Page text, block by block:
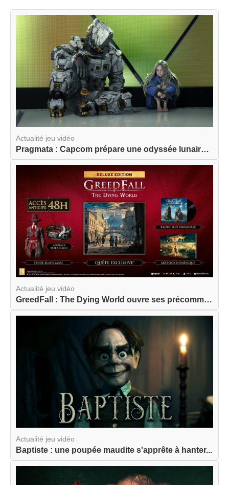
Actualité jeu vidéo
Pragmata : Capcom prépare une odyssée lunaire am...
Actualité jeu vidéo
GreedFall : The Dying World ouvre ses précommand...
Actualité jeu vidéo
Baptiste : une poupée maudite s'apprête à hanter...